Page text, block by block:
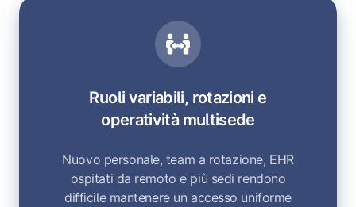
Ruoli variabili, rotazioni e
operatività multisede
Nuovo personale, team a rotazione, EHR
ospitati da remoto e più sedi rendono
difficile mantenere un accesso uniforme